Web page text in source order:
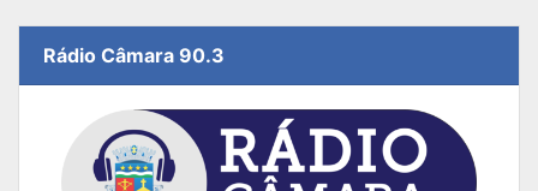
Rádio Câmara 90.3